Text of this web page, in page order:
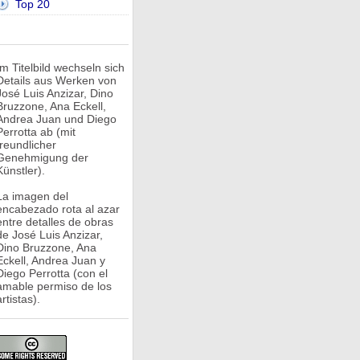
Top 20
Titelbild wechseln sich
aus Werken von
Luis Anzizar, Dino
Ana Eckell,
Juan und Diego
ab (mit
der
imagen del
rota al azar
detalles de obras
José Luis Anzizar,
Bruzzone, Ana
Andrea Juan y
Perrotta (con el
permiso de los